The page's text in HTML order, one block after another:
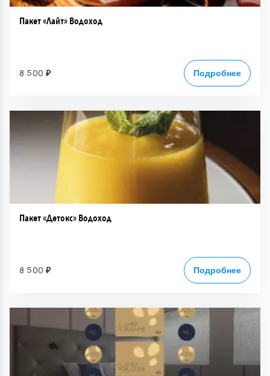
Пакет «Лайт» Водоход
8 500 ₽ Подробнее
Пакет «Детокс» Водоход
8 500 ₽ Подробнее